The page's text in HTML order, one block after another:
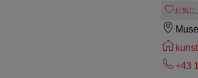
お気
+43